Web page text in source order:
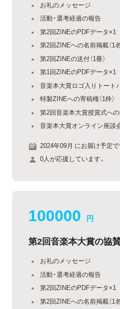
お礼のメッセージ
活動・選考経過の報告
第2回ZINEのPDFデータ×1
第2回ZINEへの名前掲載（1名
第2回ZINEの送付（1冊）
第1回ZINEのPDFデータ×1
音楽本大賞ロゴ入りトートバ
特製ZINEへの寄稿権（1枠）
第2回音楽本大賞授賞式への
音楽本大賞オンライン座談会
2024年09月 にお届け予定で
0人が応援しています。
100000 円
第2回音楽本大賞の協賛
お礼のメッセージ
活動・選考経過の報告
第2回ZINEのPDFデータ×1
第2回ZINEへの名前掲載（1名